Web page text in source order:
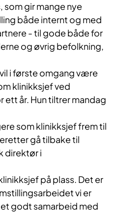
som gir mange nye
både internt og med
- til gode både for
og øvrig befolkning,
i første omgang være
klinikksjef ved
ett år. Hun tiltrer mandag
som klinikksjef frem til
gå tilbake til
direktør i
på plass. Det er
vi er
godt samarbeid med